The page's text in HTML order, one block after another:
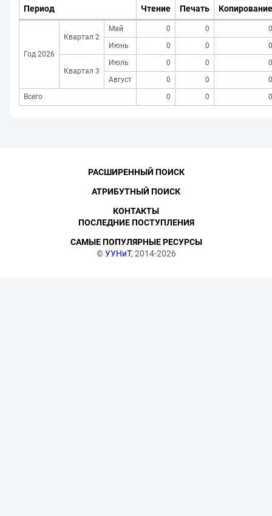
Период Чтение Печать Копирование
Год 2026
Квартал 2
Май 0 0
0
Июнь
0 0 0
Квартал 3
Июль 0 0
0
Август
0 0
0
Всего
0 0 0
©УУНиТ, 2014-2026
РАСШИРЕННЫЙ ПОИСК
АТРИБУТНЫЙ ПОИСК
КОНТАКТЫ
ПОСЛЕДНИЕ ПОСТУПЛЕНИЯ
САМЫЕ ПОПУЛЯРНЫЕ РЕСУРСЫ